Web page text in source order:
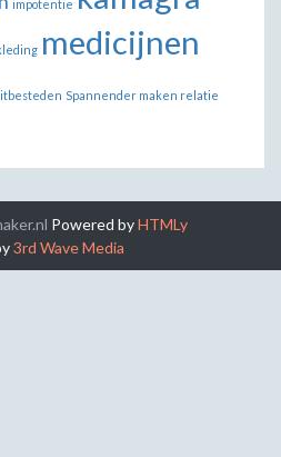
impotentie
medicijnen
Spannender maken relatie
Powered byHTMLy
3rd Wave Media